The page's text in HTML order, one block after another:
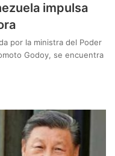
impulsa
por la ministra del Poder
Godoy, se encuentra